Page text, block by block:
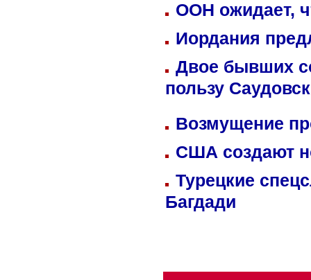
ООН ожидает,
Иордания
Двое бывших
пользу
Возмущение
США создают
Турецкие
Багдади